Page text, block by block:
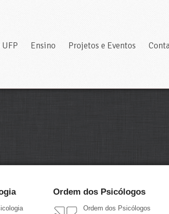
Ensino Projetos e Eventos
Ordem dos Psicólogos
Ordem dos Psicólogos